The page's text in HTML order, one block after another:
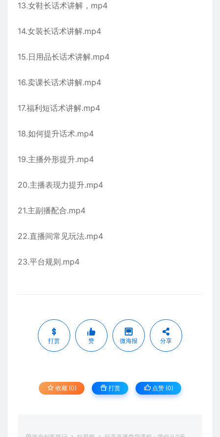
13.女鞋长话术讲解，mp4
14.女装长话术讲解.mp4
15.日用品长话术讲解.mp4
16.卖课长话术讲解.mp4
17.福利短话术讲解.mp4
18.如何提升话术.mp4
19.主播外形提升.mp4
20.主播表现力提升.mp4
21.主副播配合.mp4
22.直播间常见玩法.mp4
23.平台规则.mp4
打赏 赞 微海报 分享
收藏 (0) 打赏 点赞 (0)